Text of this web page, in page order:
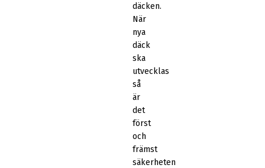
däcken.
När
nya
däck
ska
utvecklas
så
är
det
först
och
främst
säkerheten